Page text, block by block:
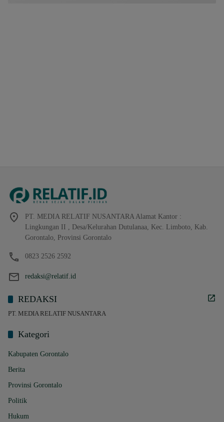
PT. MEDIA RELATIF NUSANTARA Alamat Kantor :
Lingkungan II , Desa/Kelurahan Dutulanaa, Kec. Limboto, Kab.
Gorontalo, Provinsi Gorontalo
0823 2526 2592
redaksi@relatif.id
REDAKSI
PT. MEDIA RELATIF NUSANTARA
Kategori
Kabupaten Gorontalo
Berita
Provinsi Gorontalo
Politik
Hukum